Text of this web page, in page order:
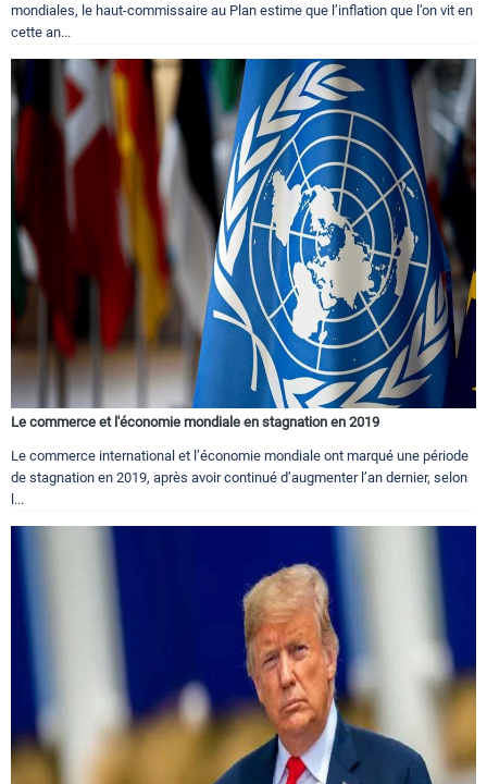
mondiales, le haut-commissaire au Plan estime que l’inflation que l’on vit en
cette an...
Le commerce et l'économie mondiale en stagnation en 2019
Le commerce international et l’économie mondiale ont marqué une période
de stagnation en 2019, après avoir continué d’augmenter l’an dernier, selon
l...